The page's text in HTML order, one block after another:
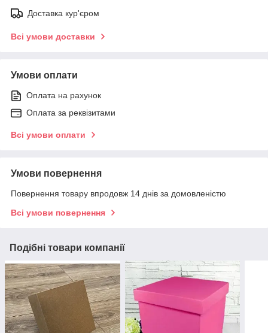
Доставка кур'єром
Всі умови доставки
Умови оплати
Оплата на рахунок
Оплата за реквізитами
Всі умови оплати
Умови повернення
Повернення товару впродовж 14 днів за домовленістю
Всі умови повернення
Подібні товари компанії